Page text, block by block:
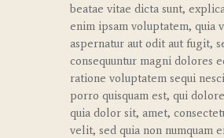
beatae vitae dicta sunt,
enim ipsam voluptatem, quia
aspernatur aut odit aut fugit,
consequuntur magni dolores
ratione voluptatem sequi
porro quisquam est, qui
quia dolor sit, amet,
velit, sed quia non numquam